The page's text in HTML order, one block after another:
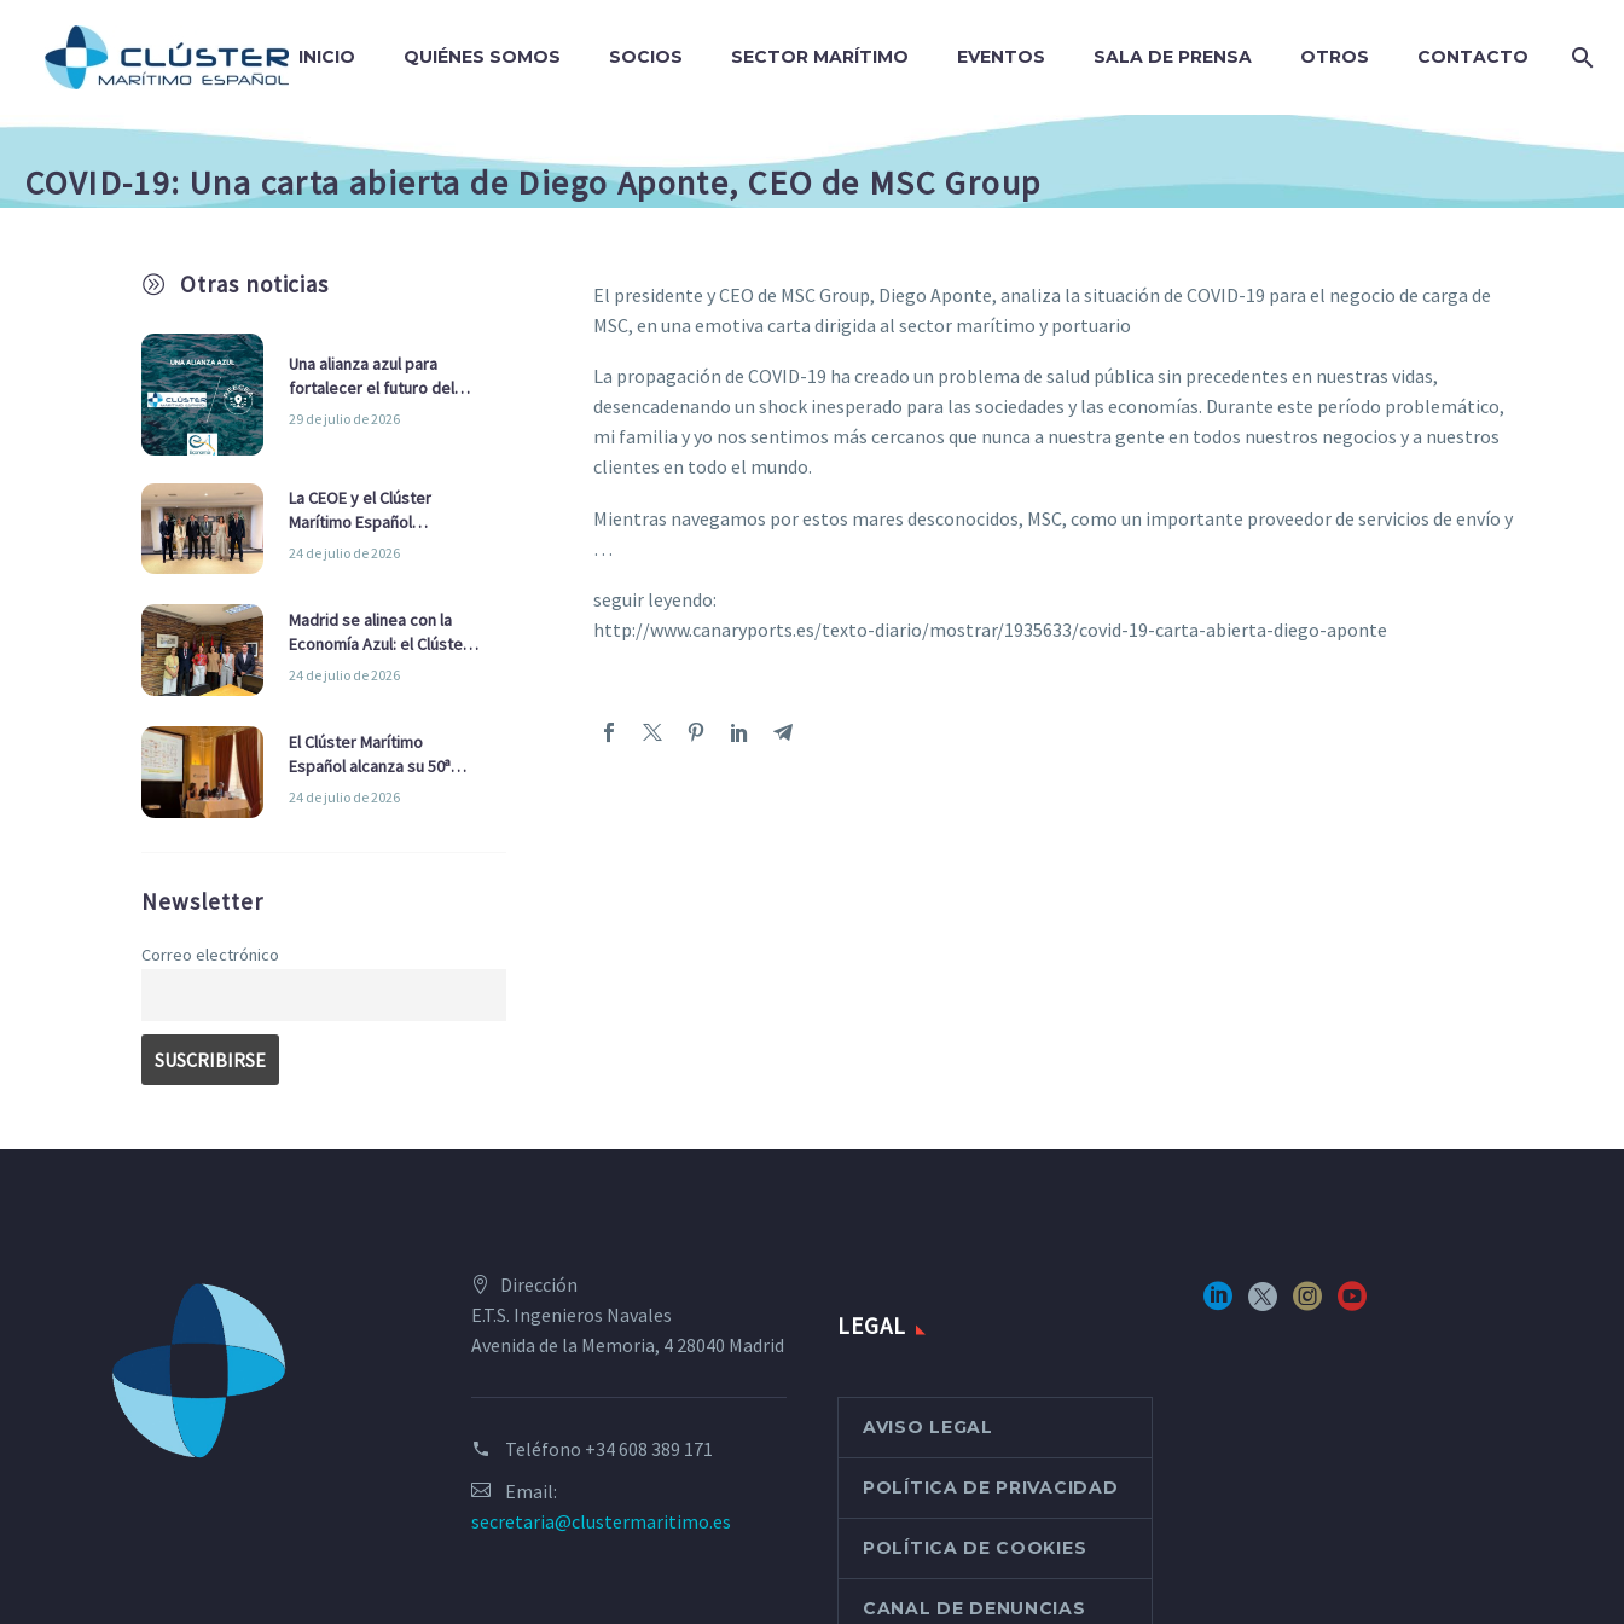
INICIO QUIÉNES SOMOS SOCIOS SECTOR MARÍTIMO EVENTOS SALA DE PRENSA OTROS CONTACTO
COVID-19: Una carta abierta de Diego Aponte, CEO de MSC Group
A Otras noticias
Una alianza azul para
fortalecer el futuro del
sector marítimo
29 de julio de 2026
La CEOE y el Clúster
Marítimo Español
refuerzan su alianza para
24 de julio de 2026
Madrid se alinea con la
Economía Azul: el Clúster
Marítimo Español y la Real
Ayuntamiento
24 de julio de 2026
El Clúster Marítimo
Español alcanza su 50ª
Asamblea reafirmando su
24 de julio de 2026
Newsletter
Correo electrónico
El presidente y CEO de MSC Group, Diego Aponte, analiza la situación de COVID-19 para el negocio de carga de
MSC, en una emotiva carta dirigida al sector marítimo y portuario
La propagación de COVID-19 ha creado un problema de salud pública sin precedentes en nuestras vidas,
desencadenando un shock inesperado para las sociedades y las economías. Durante este período problemático,
mi familia y yo nos sentimos más cercanos que nunca a nuestra gente en todos nuestros negocios y a nuestros
clientes en todo el mundo.
Mientras navegamos por estos mares desconocidos, MSC, como un importante proveedor de servicios de envío y
…
seguir leyendo:
http://www.canaryports.es/texto-diario/mostrar/1935633/covid-19-carta-abierta-diego-aponte
Dirección
E.T.S. Ingenieros Navales
Avenida de la Memoria, 4 28040 Madrid
Teléfono +34 608 389 171
Email:
secretaria@clustermaritimo.es
LEGAL
AVISO LEGAL
POLÍTICA DE PRIVACIDAD
POLÍTICA DE COOKIES
CANAL DE DENUNCIAS